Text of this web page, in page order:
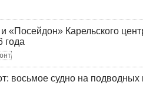
«Посейдон» Карельского
года
восьмое судно на